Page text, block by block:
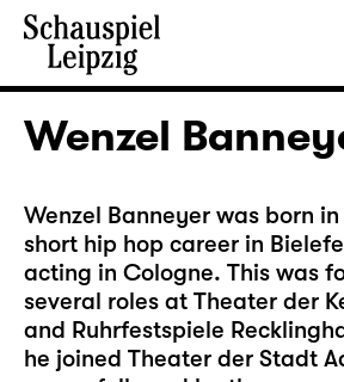
Wenzel
Wenzel Banneyer was born
short hip hop career in
acting in Cologne. This was
several roles at Theater der
and Ruhrfestspiele
he joined Theater der Stadt